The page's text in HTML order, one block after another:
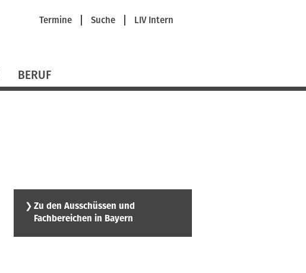
Navigation
Termine Suche LIV Intern
BERUF
❯ Zu den Ausschüssen und
Fachbereichen in Bayern